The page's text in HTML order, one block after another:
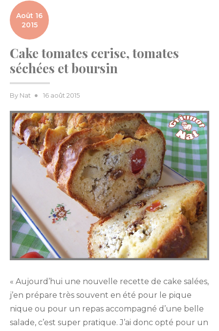
Août 16
2015
Cake tomates cerise, tomates
séchées et boursin
By Nat
Posted
16 août 2015
« Aujourd’hui une nouvelle recette de cake salées,
j’en prépare très souvent en été pour le pique
nique ou pour un repas accompagné d’une belle
salade, c’est super pratique. J’ai donc opté pour un